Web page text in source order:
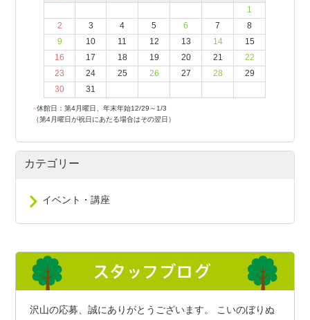
1
2
3 4 5 6 7
8
9
10 11 12 13 14
15
16
17 18 19 20 21
22
23
24 25 26 27 28
29
30
31
●休館日：第4月曜日、年末年始12/29～1/3
（第4月曜日が祝日にあたる場合はその翌日）
カテゴリー
イベント・講座
沢山の応募、誠にありがとうございます。 こいのぼりぬ